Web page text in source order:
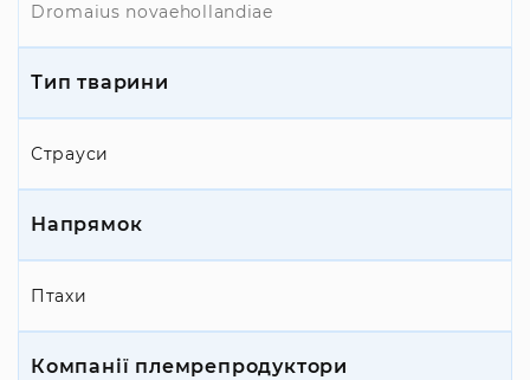
Dromaius novaehollandiae
Тип тварини
Страуси
Напрямок
Птахи
Компанії племрепродуктори